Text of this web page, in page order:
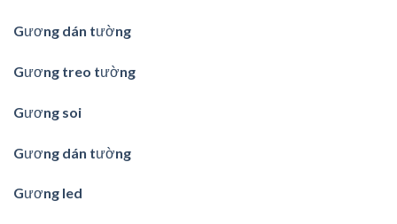
Gương dán tường
Gương treo tường
Gương soi
Gương dán tường
Gương led